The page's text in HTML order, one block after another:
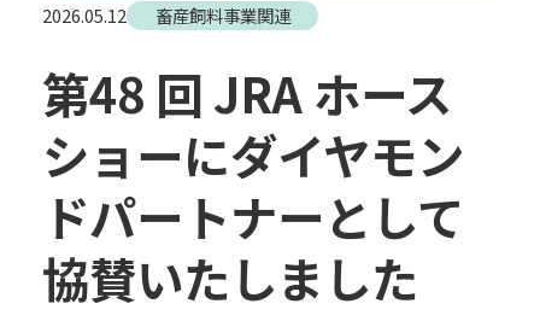
2026.05.12 畜産飼料事業関連
第48 回 JRA ホース
ショーにダイヤモン
ドパートナーとして
協賛いたしました